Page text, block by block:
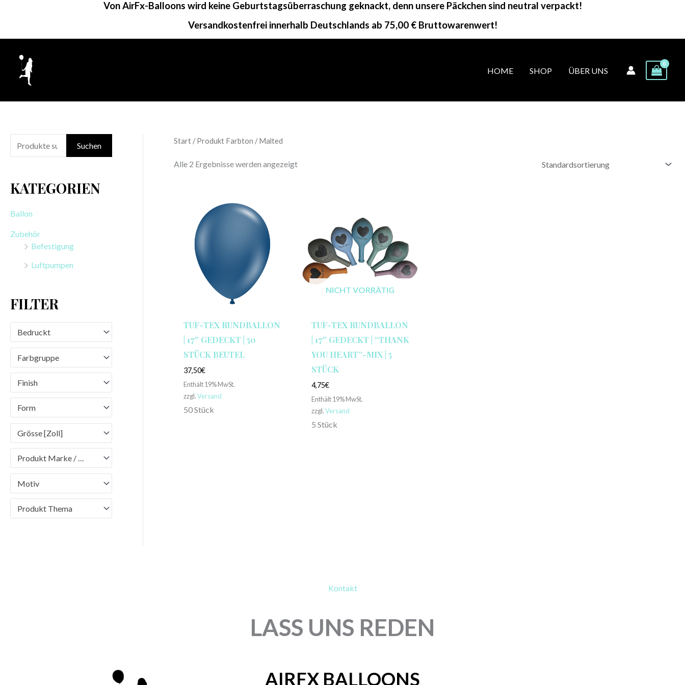
springen
Von AirFx-Balloons wird keine Geburtstagsüberraschung geknackt, denn unsere Päckchen sind neutral verpackt!
Versandkostenfrei innerhalb Deutschlands ab 75,00 € Bruttowarenwert!
HOME SHOP ÜBER UNS
u
h
n
Suchen
KATEGORIEN
Ballon
Zubehör
Befestigung
Luftpumpen
FILTER
Bedruckt
Farbgruppe
Finish
Form
Grösse [Zoll]
Produkt Marke / Brand
Motiv
Produkt Thema
Start/ Produkt Farbton / Malted
Alle 2 Ergebnisse werden angezeigt
TUF-TEX RUNDBALLON
| 17″ GEDECKT | 50
STÜCK BEUTEL
37,50€
Enthält 19% MwSt.
zzgl.Versand
50 Stück
NICHT VORRÄTIG
TUF-TEX RUNDBALLON
| 17″ GEDECKT | “THANK
YOU HEART”-MIX | 5
STÜCK
4,75€
Enthält 19% MwSt.
zzgl.Versand
5 Stück
Kontakt
LASS UNS REDEN
AIRFX BALLOONS